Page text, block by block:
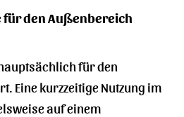
für den Außenbereich
für den
Eine kurzzeitige Nutzung im
auf einem